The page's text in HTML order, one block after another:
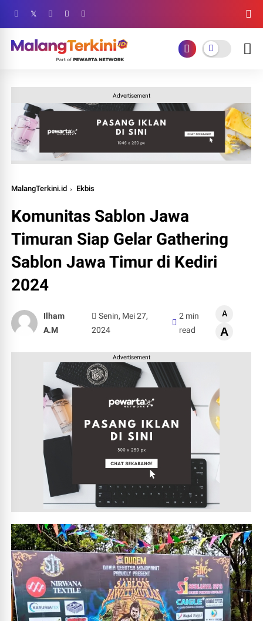
Advertisement
MalangTerkini.id Ekbis
Komunitas Sablon Jawa
Timuran Siap Gelar Gathering
Sablon Jawa Timur di Kediri
2024
Ilham
A.M
Senin, Mei 27,
2024
2 min
read
A
A
Advertisement